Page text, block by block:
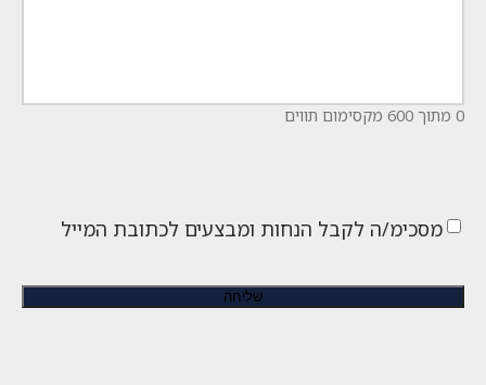
0 מתוך 600 מקסימום תווים
מסכימ/ה לקבל הנחות ומבצעים לכתובת המייל